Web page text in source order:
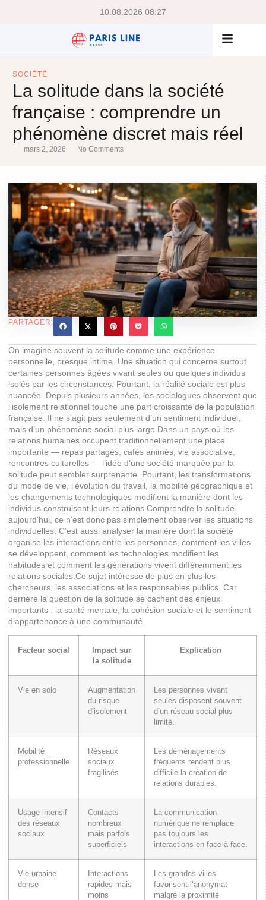
10.08.2026 08:27
SOCIÉTÉ
La solitude dans la société
française : comprendre un
phénomène discret mais réel
mars 2, 2026 No Comments
PARTAGER:
On imagine souvent la solitude comme une expérience
personnelle, presque intime. Une situation qui concerne surtout
certaines personnes âgées vivant seules ou quelques individus
isolés par les circonstances. Pourtant, la réalité sociale est plus
nuancée. Depuis plusieurs années, les sociologues observent que
l’isolement relationnel touche une part croissante de la population
française. Il ne s’agit pas seulement d’un sentiment individuel,
mais d’un phénomène social plus large.Dans un pays où les
relations humaines occupent traditionnellement une place
importante — repas partagés, cafés animés, vie associative,
rencontres culturelles — l’idée d’une société marquée par la
solitude peut sembler surprenante. Pourtant, les transformations
du mode de vie, l’évolution du travail, la mobilité géographique et
les changements technologiques modifient la manière dont les
individus construisent leurs relations.Comprendre la solitude
aujourd’hui, ce n’est donc pas simplement observer les situations
individuelles. C’est aussi analyser la manière dont la société
organise les interactions entre les personnes, comment les villes
se développent, comment les technologies modifient les
habitudes et comment les générations vivent différemment les
relations sociales.Ce sujet intéresse de plus en plus les
chercheurs, les associations et les responsables publics. Car
derrière la question de la solitude se cachent des enjeux
importants : la santé mentale, la cohésion sociale et le sentiment
d’appartenance à une communauté.
Facteur social
Impact sur
la solitude
Explication
Vie en solo
Augmentation
du risque
d’isolement
Les personnes vivant
seules disposent souvent
d’un réseau social plus
limité.
Mobilité
professionnelle
Réseaux
sociaux
fragilisés
Les déménagements
fréquents rendent plus
difficile la création de
relations durables.
Usage intensif
des réseaux
sociaux
Contacts
nombreux
mais parfois
superficiels
La communication
numérique ne remplace
pas toujours les
interactions en face-à-face.
Vie urbaine
dense
Interactions
rapides mais
moins
Les grandes villes
favorisent l’anonymat
malgré la proximité